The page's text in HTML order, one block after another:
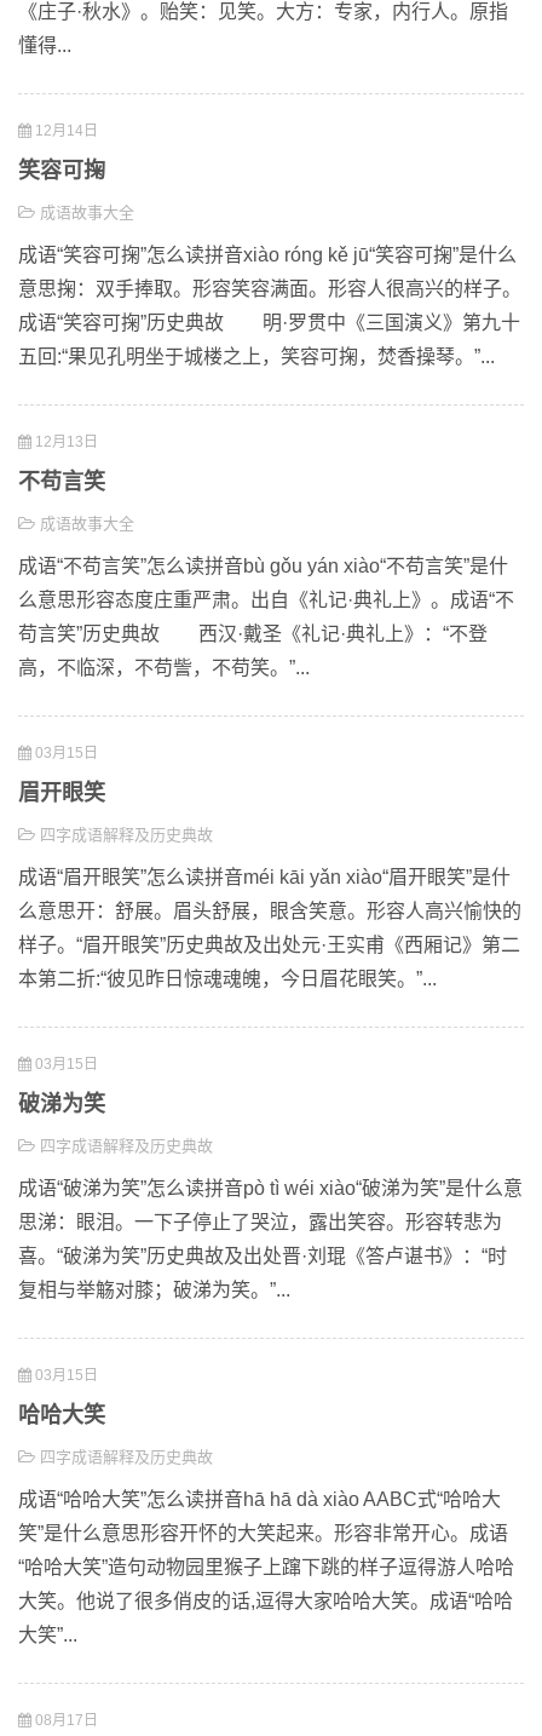
《庄子·秋水》。贻笑：见笑。大方：专家，内行人。原指
懂得...
12月14日
笑容可掬
成语故事大全
成语“笑容可掬”怎么读拼音xiào róng kě jū“笑容可掬”是什么
意思掬：双手捧取。形容笑容满面。形容人很高兴的样子。
成语“笑容可掬”历史典故 明·罗贯中《三国演义》第九十
五回:“果见孔明坐于城楼之上，笑容可掬，焚香操琴。”...
12月13日
不苟言笑
成语故事大全
成语“不苟言笑”怎么读拼音bù gǒu yán xiào“不苟言笑”是什
么意思形容态度庄重严肃。出自《礼记·典礼上》。成语“不
苟言笑”历史典故 西汉·戴圣《礼记·典礼上》：“不登
高，不临深，不苟訾，不苟笑。”...
03月15日
眉开眼笑
四字成语解释及历史典故
成语“眉开眼笑”怎么读拼音méi kāi yǎn xiào“眉开眼笑”是什
么意思开：舒展。眉头舒展，眼含笑意。形容人高兴愉快的
样子。“眉开眼笑”历史典故及出处元·王实甫《西厢记》第二
本第二折:“彼见昨日惊魂魂魄，今日眉花眼笑。”...
03月15日
破涕为笑
四字成语解释及历史典故
成语“破涕为笑”怎么读拼音pò tì wéi xiào“破涕为笑”是什么意
思涕：眼泪。一下子停止了哭泣，露出笑容。形容转悲为
喜。“破涕为笑”历史典故及出处晋·刘琨《答卢谌书》：“时
复相与举觞对膝；破涕为笑。”...
03月15日
哈哈大笑
四字成语解释及历史典故
成语“哈哈大笑”怎么读拼音hā hā dà xiào AABC式“哈哈大
笑”是什么意思形容开怀的大笑起来。形容非常开心。成语
“哈哈大笑”造句动物园里猴子上蹿下跳的样子逗得游人哈哈
大笑。他说了很多俏皮的话,逗得大家哈哈大笑。成语“哈哈
大笑”...
08月17日